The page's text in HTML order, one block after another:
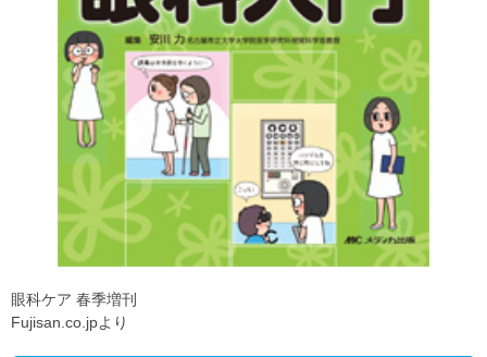
眼科ケア 春季増刊
Fujisan.co.jpより